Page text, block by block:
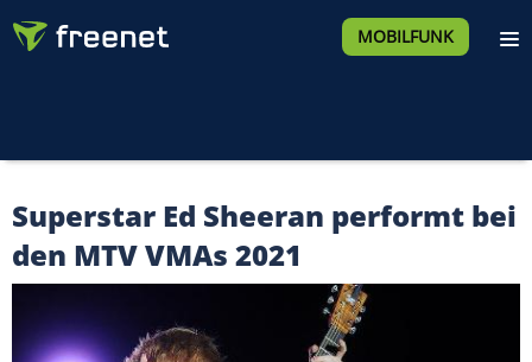
MOBILFUNK
Superstar Ed Sheeran performt bei
den MTV VMAs 2021